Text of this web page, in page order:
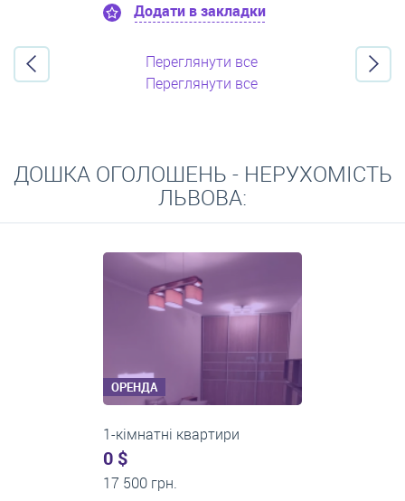
Додати в закладки
Переглянути все
Переглянути все
ДОШКА ОГОЛОШЕНЬ - НЕРУХОМІСТЬ
ЛЬВОВА:
ОРЕНДА
3-кімнатні квартири
500 $
0 грн.